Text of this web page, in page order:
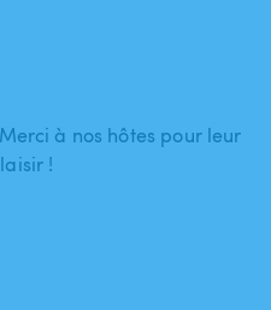
à nos hôtes pour leur
!